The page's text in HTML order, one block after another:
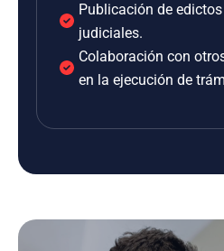
Publicación de
judiciales.
Colaboración con
en la ejecución de